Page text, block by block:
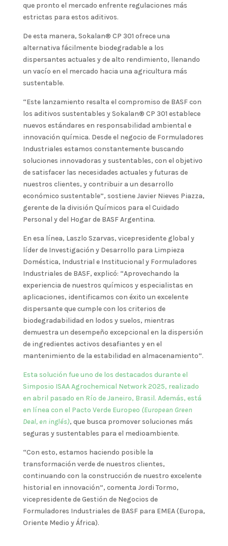
que pronto el mercado enfrente regulaciones más
estrictas para estos aditivos.
De esta manera, Sokalan® CP 301 ofrece una
alternativa fácilmente biodegradable a los
dispersantes actuales y de alto rendimiento, llenando
un vacío en el mercado hacia una agricultura más
sustentable.
“Este lanzamiento resalta el compromiso de BASF con
los aditivos sustentables y Sokalan® CP 301 establece
nuevos estándares en responsabilidad ambiental e
innovación química. Desde el negocio de Formuladores
Industriales estamos constantemente buscando
soluciones innovadoras y sustentables, con el objetivo
de satisfacer las necesidades actuales y futuras de
nuestros clientes, y contribuir a un desarrollo
económico sustentable”, sostiene Javier Nieves Piazza,
gerente de la división Químicos para el Cuidado
Personal y del Hogar de BASF Argentina.
En esa línea, Laszlo Szarvas, vicepresidente global y
líder de Investigación y Desarrollo para Limpieza
Doméstica, Industrial e Institucional y Formuladores
Industriales de BASF, explicó: “Aprovechando la
experiencia de nuestros químicos y especialistas en
aplicaciones, identificamos con éxito un excelente
dispersante que cumple con los criterios de
biodegradabilidad en lodos y suelos, mientras
demuestra un desempeño excepcional en la dispersión
de ingredientes activos desafiantes y en el
mantenimiento de la estabilidad en almacenamiento”.
Esta solución fue uno de los destacados durante el
Simposio ISAA Agrochemical Network 2025, realizado
en abril pasado en Río de Janeiro, Brasil. Además, está
en línea con el Pacto Verde Europeo (European Green
Deal, en inglés), que busca promover soluciones más
seguras y sustentables para el medioambiente.
“Con esto, estamos haciendo posible la
transformación verde de nuestros clientes,
continuando con la construcción de nuestro excelente
historial en innovación”, comenta Jordi Tormo,
vicepresidente de Gestión de Negocios de
Formuladores Industriales de BASF para EMEA (Europa,
Oriente Medio y África).